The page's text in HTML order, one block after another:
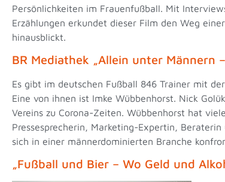
Persönlichkeiten im Frauenfußball. Mit
Erzählungen erkundet dieser Film den Weg
hinausblickt.
BR Mediathek „Allein unter Männern
Es gibt im deutschen Fußball 846 Trainer mit
Eine von ihnen ist Imke Wübbenhorst. Nick
Vereins zu Corona-Zeiten. Wübbenhorst hat
Pressesprecherin, Marketing-Expertin,
sich in einer männerdominierten Branche
„Fußball und Bier – Wo Geld und